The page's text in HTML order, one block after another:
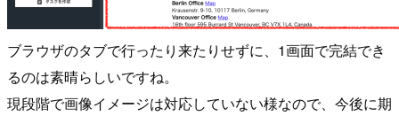
ブラウザのタブで行ったり来たりせずに、1画面で完結でき
るのは素晴らしいですね。
現段階で画像イメージは対応していない様なので、今後に期